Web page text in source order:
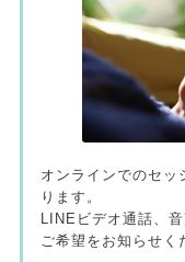
オンラインでのセッ
ります。
LINEビデオ通話、
ご希望をお知らせく